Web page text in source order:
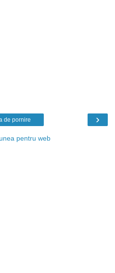
›
de pornire
pentru web